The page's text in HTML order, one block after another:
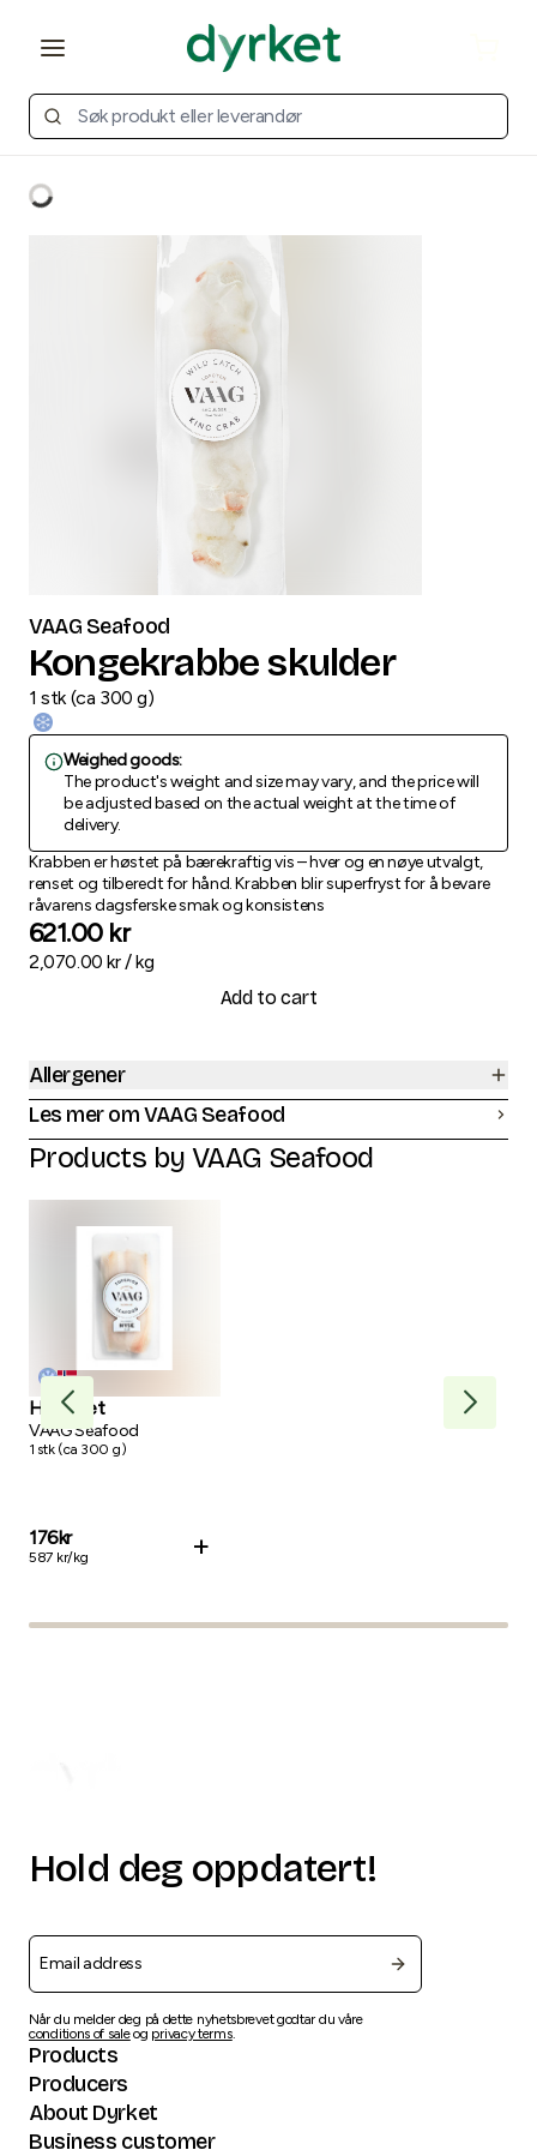
Open main menu
VAAG Seafood
Kongekrabbe skulder
1 stk(ca 300 g)
Weighed goods:
The product's weight and size may vary, and the price will
be adjusted based on the actual weight at the time of
delivery.
Krabben er høstet på bærekraftig vis – hver og en nøye utvalgt,
renset og tilberedt for hånd. Krabben blir superfryst for å bevare
råvarens dagsferske smak og konsistens
621.00 kr
2,070.00 kr /kg
Add to cart
Allergener
Les mer om VAAG Seafood
Products by VAAG Seafood
Hysefilet
VAAG Seafood
1 stk(ca 300 g)
176kr
587 kr/kg +
Hold deg oppdatert!
Når du melder deg på dette nyhetsbrevet godtar du våre
conditions of saleog privacy terms.
Products
Producers
About Dyrket
Business customer